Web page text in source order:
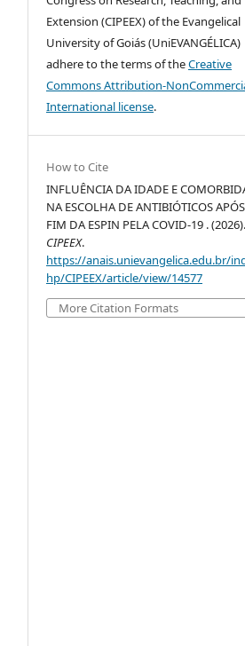
Extension (CIPEEX) of the Evangelical
University of Goiás (UniEVANGÉLICA)
adhere to the terms of theCreative
Commons Attribution-
International license.
How to Cite
INFLUÊNCIA DA IDADE E
NA ESCOLHA DE ANTIBIÓTICOS
FIM DA ESPIN PELA COVID-19 . (2026).
CIPEEX.
https://anais.unievangelica.edu.br/
hp/CIPEEX/article/view/14577
More Citation Formats